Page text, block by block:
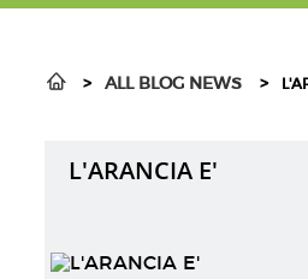
> ALL BLOG NEWS >
L'ARANCIA E'